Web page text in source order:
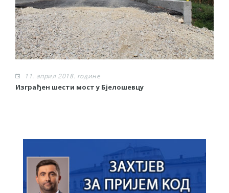
11. април 2018. године
Изграђен шести мост у Бјелошевцу